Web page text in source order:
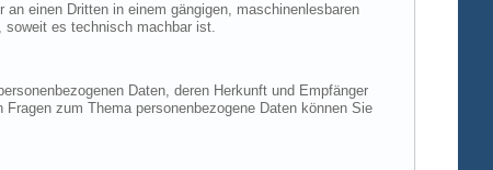
einen Dritten in einem gängigen, maschinenlesbaren
soweit es technisch machbar ist.
Daten, deren Herkunft und Empfänger
zum Thema personenbezogene Daten können Sie